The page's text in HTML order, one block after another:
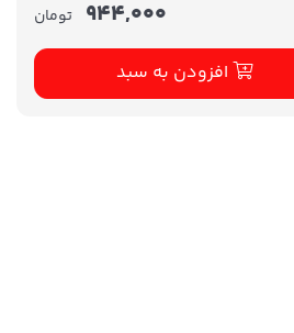
944,000 تومان
افزودن به سبد